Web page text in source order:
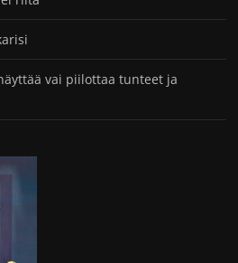
vai piilottaa tunteet ja